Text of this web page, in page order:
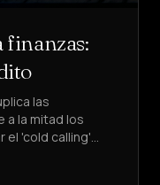
finanzas:
las
a la mitad los
el 'cold calling'